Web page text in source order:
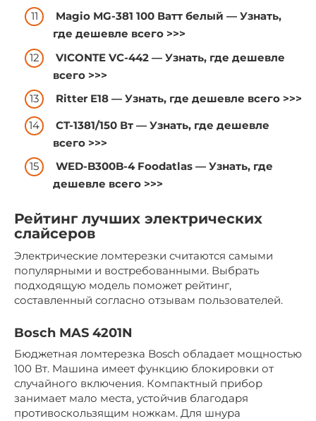
Magio МG-381 100 Ватт белый — Узнать,
где дешевле всего >>>
VICONTE VC-442 — Узнать, где дешевле
всего >>>
Ritter E18 — Узнать, где дешевле всего >>>
CT-1381/150 Вт — Узнать, где дешевле
всего >>>
WED-B300B-4 Foodatlas — Узнать, где
дешевле всего >>>
Рейтинг лучших электрических
слайсеров
Электрические ломтерезки считаются самыми
популярными и востребованными. Выбрать
подходящую модель поможет рейтинг,
составленный согласно отзывам пользователей.
Bosch MAS 4201N
Бюджетная ломтерезка Bosch обладает мощностью
100 Вт. Машина имеет функцию блокировки от
случайного включения. Компактный прибор
занимает мало места, устойчив благодаря
противоскользящим ножкам. Для шнура